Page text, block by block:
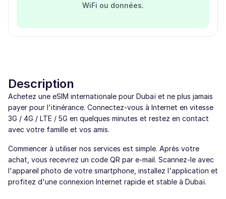
WiFi ou données.
Description
Achetez une eSIM internationale pour Dubaï et ne plus jamais
payer pour l'itinérance. Connectez-vous à Internet en vitesse
3G / 4G / LTE / 5G en quelques minutes et restez en contact
avec votre famille et vos amis.
Commencer à utiliser nos services est simple. Après votre
achat, vous recevrez un code QR par e-mail. Scannez-le avec
l'appareil photo de votre smartphone, installez l'application et
profitez d'une connexion Internet rapide et stable à Dubaï.